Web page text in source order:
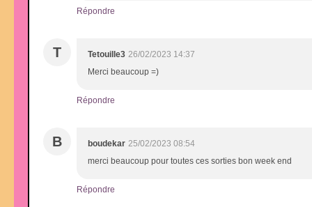
Répondre
T Tetouille3 26/02/2023 14:37
Merci beaucoup =)
Répondre
B boudekar 25/02/2023 08:54
merci beaucoup pour toutes ces sorties bon week end
Répondre